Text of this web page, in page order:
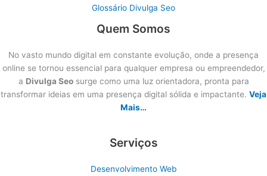
Glossário Divulga Seo
Quem Somos
No vasto mundo digital em constante evolução, onde a presença
online se tornou essencial para qualquer empresa ou empreendedor,
a Divulga Seosurge como uma luz orientadora, pronta para
transformar ideias em uma presença digital sólida e impactante. Veja
Mais…
Serviços
Desenvolvimento Web